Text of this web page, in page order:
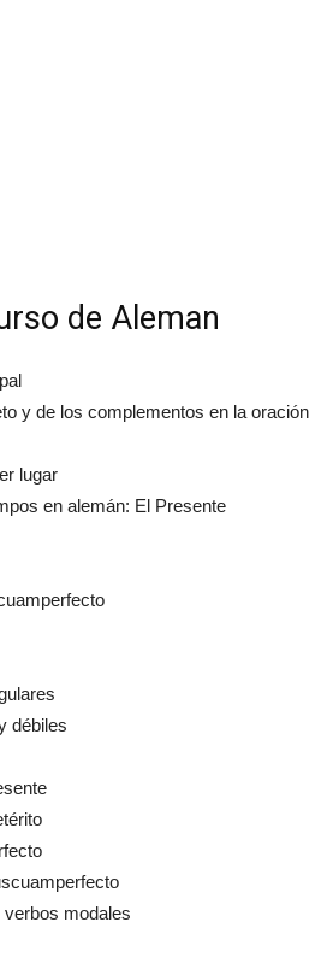
de Aleman
y de los complementos en la oración
lugar
en alemán: El Presente
débiles
verbos modales